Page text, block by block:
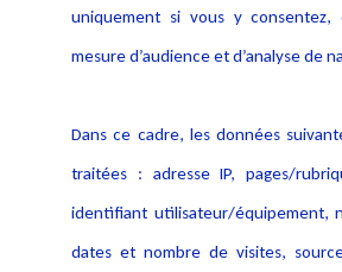
Politique de protection des
données
uniquement si vous y consentez,
mesure d’audience et d’analyse de
Dans ce cadre, les données
traitées : adresse IP, pages/
identifiant utilisateur/équipement,
dates et nombre de visites,